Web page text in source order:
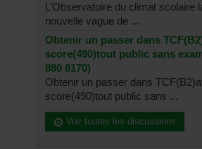
L’Observatoire du climat scolaire
nouvelle vague de ...
Obtenir un passer dans
score(490)tout public sans
880 8170)
Obtenir un passer dans
score(490)tout public sans ...
Voir toutes les discussions